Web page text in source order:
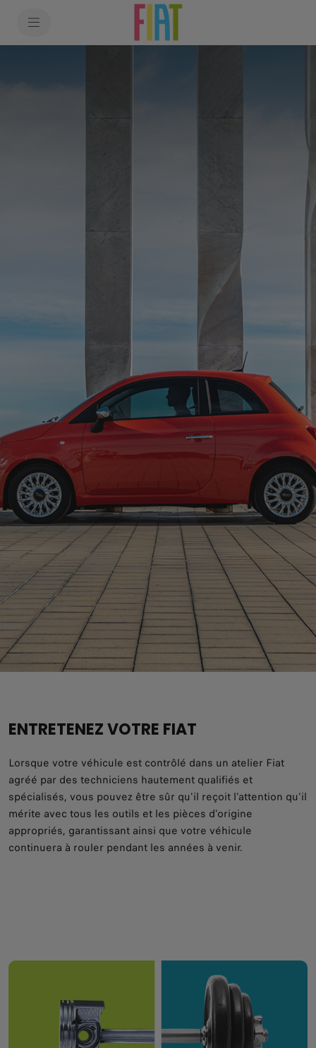
ENTRETENEZ VOTRE FIAT
Lorsque votre véhicule est contrôlé dans un atelier Fiat
agréé par des techniciens hautement qualifiés et
spécialisés, vous pouvez être sûr qu'il reçoit l'attention qu'il
mérite avec tous les outils et les pièces d'origine
appropriés, garantissant ainsi que votre véhicule
continuera à rouler pendant les années à venir.